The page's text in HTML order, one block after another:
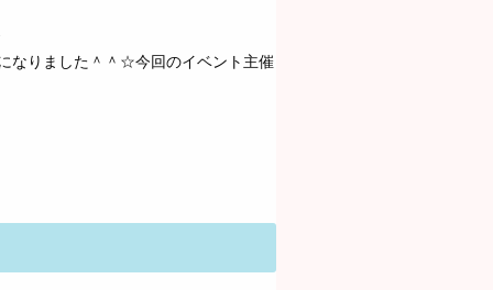
なりました＾＾☆今回のイベント主催